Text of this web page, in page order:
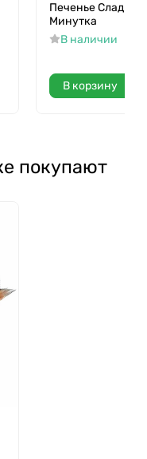
Печенье Сладкая
Минутка
В наличии
В корзину
покупают